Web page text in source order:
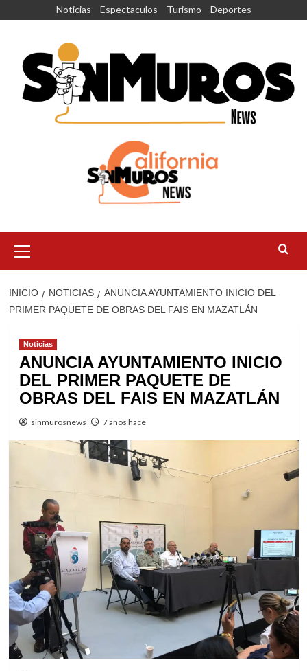
Noticias Espectaculos Turismo Deportes
principal
INICIO NOTICIAS
ANUNCIA AYUNTAMIENTO INICIO DEL
PRIMER PAQUETE DE OBRAS DEL FAIS EN MAZATLÁN
Noticias
ANUNCIA AYUNTAMIENTO INICIO
DEL PRIMER PAQUETE DE
OBRAS DEL FAIS EN MAZATLÁN
sinmurosnews 7 años hace